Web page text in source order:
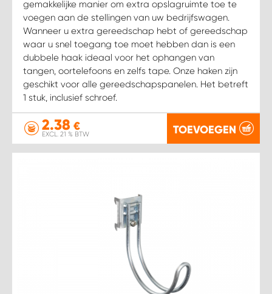
gemakkelijke manier om extra opslagruimte toe te
voegen aan de stellingen van uw bedrijfswagen.
Wanneer u extra gereedschap hebt of gereedschap
waar u snel toegang toe moet hebben dan is een
dubbele haak ideaal voor het ophangen van
tangen, oortelefoons en zelfs tape. Onze haken zijn
geschikt voor alle gereedschapspanelen. Het betreft
1 stuk, inclusief schroef.
2.38 €
EXCL. 21 % BTW TOEVOEGEN